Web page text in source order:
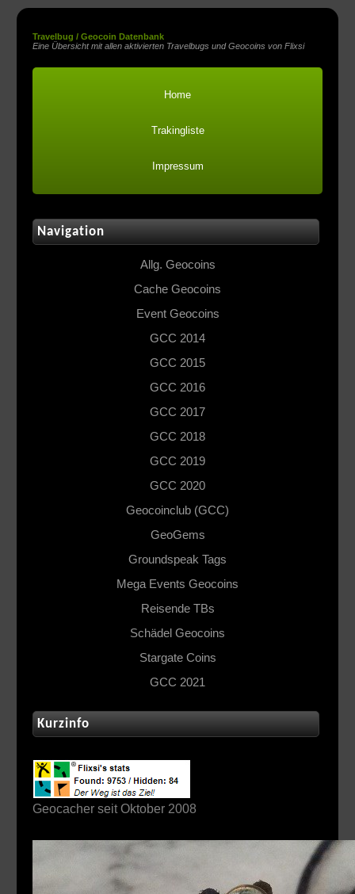
Travelbug / Geocoin Datenbank
Eine Übersicht mit allen aktivierten Travelbugs und Geocoins von Flixsi
Home
Trakingliste
Impressum
Navigation
Allg. Geocoins
Cache Geocoins
Event Geocoins
GCC 2014
GCC 2015
GCC 2016
GCC 2017
GCC 2018
GCC 2019
GCC 2020
Geocoinclub (GCC)
GeoGems
Groundspeak Tags
Mega Events Geocoins
Reisende TBs
Schädel Geocoins
Stargate Coins
GCC 2021
Kurzinfo
Geocacher seit Oktober 2008